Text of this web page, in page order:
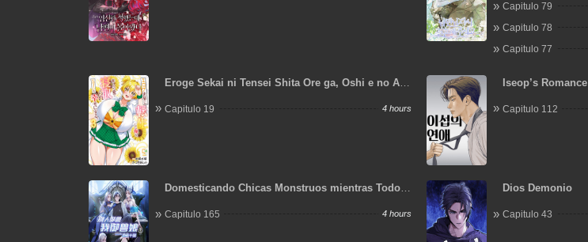
Capitulo 79
Capitulo 78
Capitulo 77
Eroge Sekai ni Tensei Shita Ore ga, Oshi e no Ai
Capitulo 19 4 hours
Iseop’s Romance
Capitulo 112
Domesticando Chicas Monstruos mientras Todos
Capitulo 165 4 hours
Dios Demonio
Capitulo 43